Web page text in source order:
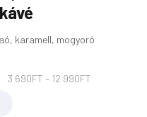
karamell, mogyoró
3 690FT – 12 990FT